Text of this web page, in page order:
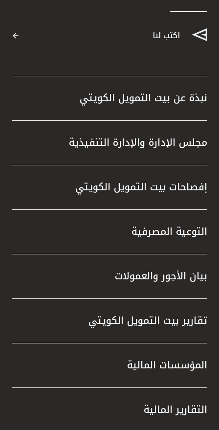
اكتب لنا
نبذة عن بيت التمويل الكويتي
مجلس الإدارة والإدارة التنفيذية
إفصاحات بيت التمويل الكويتي
التوعية المصرفية
بيان الأجور والعمولات
تقارير بيت التمويل الكويتي
المؤسسات المالية
التقارير المالية